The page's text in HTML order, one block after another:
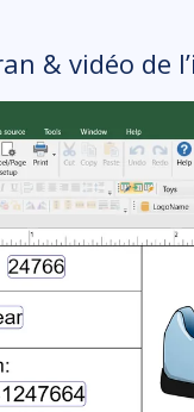
& vidéo de